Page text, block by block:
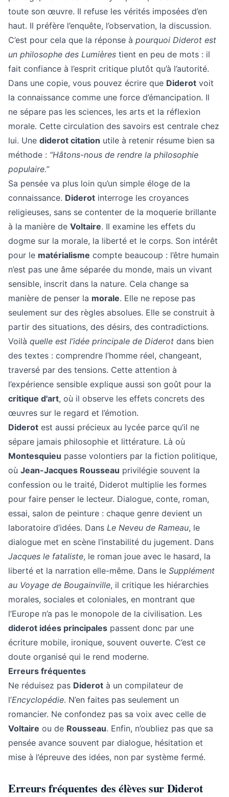
toute son œuvre. Il refuse les vérités imposées d’en
haut. Il préfère l’enquête, l’observation, la discussion.
C’est pour cela que la réponse à pourquoi Diderot est
un philosophe des Lumières tient en peu de mots : il
fait confiance à l’esprit critique plutôt qu’à l’autorité.
Dans une copie, vous pouvez écrire que Diderot voit
la connaissance comme une force d’émancipation. Il
ne sépare pas les sciences, les arts et la réflexion
morale. Cette circulation des savoirs est centrale chez
lui. Une diderot citation utile à retenir résume bien sa
méthode : “Hâtons-nous de rendre la philosophie
populaire.”
Sa pensée va plus loin qu’un simple éloge de la
connaissance. Diderot interroge les croyances
religieuses, sans se contenter de la moquerie brillante
à la manière de Voltaire. Il examine les effets du
dogme sur la morale, la liberté et le corps. Son intérêt
pour le matérialisme compte beaucoup : l’être humain
n’est pas une âme séparée du monde, mais un vivant
sensible, inscrit dans la nature. Cela change sa
manière de penser la morale. Elle ne repose pas
seulement sur des règles absolues. Elle se construit à
partir des situations, des désirs, des contradictions.
Voilà quelle est l’idée principale de Diderot dans bien
des textes : comprendre l’homme réel, changeant,
traversé par des tensions. Cette attention à
l’expérience sensible explique aussi son goût pour la
critique d'art, où il observe les effets concrets des
œuvres sur le regard et l’émotion.
Diderot est aussi précieux au lycée parce qu’il ne
sépare jamais philosophie et littérature. Là où
Montesquieu passe volontiers par la fiction politique,
où Jean-Jacques Rousseau privilégie souvent la
confession ou le traité, Diderot multiplie les formes
pour faire penser le lecteur. Dialogue, conte, roman,
essai, salon de peinture : chaque genre devient un
laboratoire d’idées. Dans Le Neveu de Rameau, le
dialogue met en scène l’instabilité du jugement. Dans
Jacques le fataliste, le roman joue avec le hasard, la
liberté et la narration elle-même. Dans le Supplément
au Voyage de Bougainville, il critique les hiérarchies
morales, sociales et coloniales, en montrant que
l’Europe n’a pas le monopole de la civilisation. Les
diderot idées principales passent donc par une
écriture mobile, ironique, souvent ouverte. C’est ce
doute organisé qui le rend moderne.
Erreurs fréquentes
Ne réduisez pas Diderot à un compilateur de
l’Encyclopédie. N’en faites pas seulement un
romancier. Ne confondez pas sa voix avec celle de
Voltaire ou de Rousseau. Enfin, n’oubliez pas que sa
pensée avance souvent par dialogue, hésitation et
mise à l’épreuve des idées, non par système fermé.
Erreurs fréquentes des élèves sur Diderot